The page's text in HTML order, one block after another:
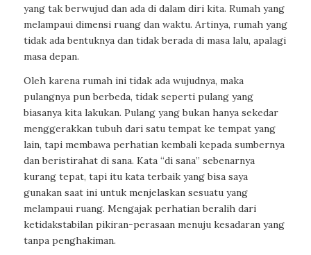
yang tak berwujud dan ada di dalam diri kita. Rumah yang
melampaui dimensi ruang dan waktu. Artinya, rumah yang
tidak ada bentuknya dan tidak berada di masa lalu, apalagi
masa depan.
Oleh karena rumah ini tidak ada wujudnya, maka
pulangnya pun berbeda, tidak seperti pulang yang
biasanya kita lakukan. Pulang yang bukan hanya sekedar
menggerakkan tubuh dari satu tempat ke tempat yang
lain, tapi membawa perhatian kembali kepada sumbernya
dan beristirahat di sana. Kata “di sana” sebenarnya
kurang tepat, tapi itu kata terbaik yang bisa saya
gunakan saat ini untuk menjelaskan sesuatu yang
melampaui ruang. Mengajak perhatian beralih dari
ketidakstabilan pikiran-perasaan menuju kesadaran yang
tanpa penghakiman.